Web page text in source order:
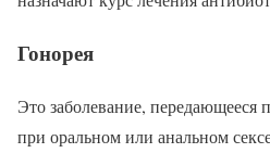
Гонорея
Это заболевание, передающееся
при оральном или анальном